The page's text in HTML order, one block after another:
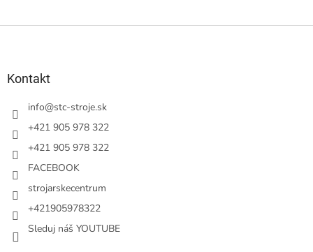
Kontakt
info@stc-stroje.sk
+421 905 978 322
+421 905 978 322
FACEBOOK
strojarskecentrum
+421905978322
Sleduj náš YOUTUBE